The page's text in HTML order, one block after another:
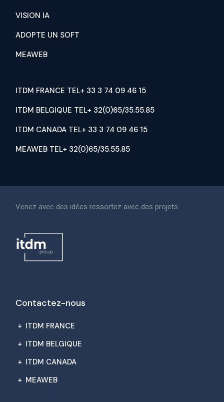
VISION IA
ADOPTE UN SOFT
MEAWEB
ITDM FRANCE TEL+ 33 3 74 09 46 15
ITDM BELGIQUE TEL+ 32(0)65/35.55.85
ITDM CANADA TEL+ 33 3 74 09 46 15
MEAWEB TEL+ 32(0)65/35.55.85
Venez avec des idées ressortez avec des projets
Contactez-nous
+ ITDM FRANCE
+ ITDM BELGIQUE
+ ITDM CANADA
+ MEAWEB